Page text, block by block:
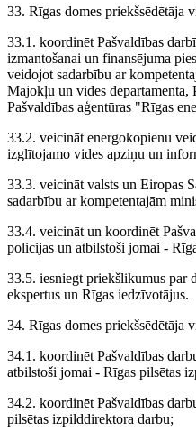
33. Rīgas domes priekšsēdētāja
33.1. koordinēt Pašvaldības
izmantošanai un finansējuma
veidojot sadarbību ar
Mājokļu un vides departamenta,
Pašvaldības aģentūras "Rīgas
33.2. veicināt energokopienu
izglītojamo vides apziņu un
33.3. veicināt valsts un Eiropas
sadarbību ar kompetentajām
33.4. veicināt un koordinēt
policijas un atbilstoši jomai -
33.5. iesniegt priekšlikumus par
ekspertus un Rīgas iedzīvotājus.
34. Rīgas domes priekšsēdētāja
34.1. koordinēt Pašvaldības
atbilstoši jomai - Rīgas pilsētas
34.2. koordinēt Pašvaldības
pilsētas izpilddirektora darbu;